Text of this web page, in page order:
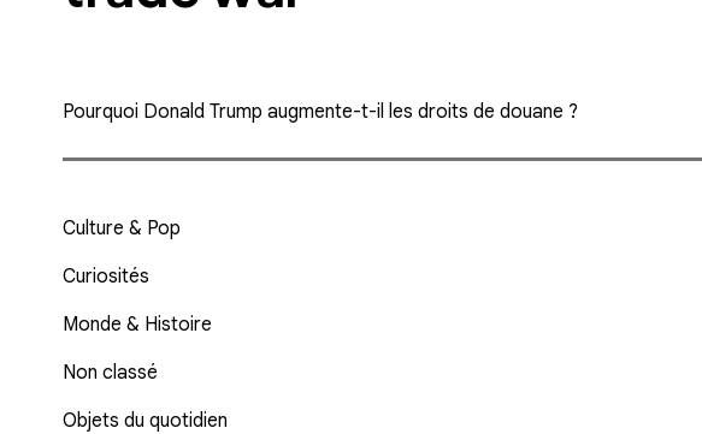
Pourquoi Donald Trump augmente-t-il les droits de douane ?
Culture & Pop
Curiosités
Monde & Histoire
Non classé
Objets du quotidien